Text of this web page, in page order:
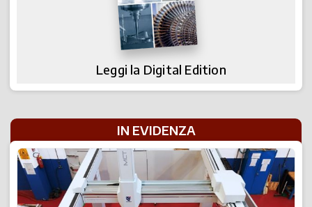
Leggi la Digital Edition
IN EVIDENZA